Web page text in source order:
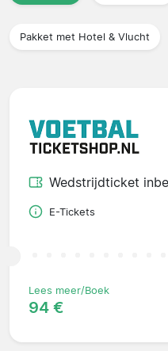
Pakket met Hotel & Vlucht
Wedstrijdticket
E-Tickets
Lees meer/Boek
94 €